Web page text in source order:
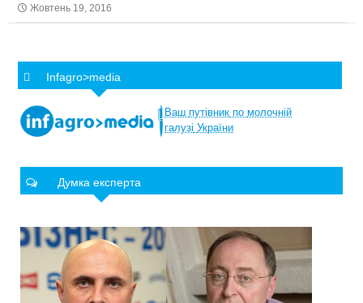
Жовтень 19, 2016
Infagro>media
Ваш путівник по молочній
галузі України
Думка експерта